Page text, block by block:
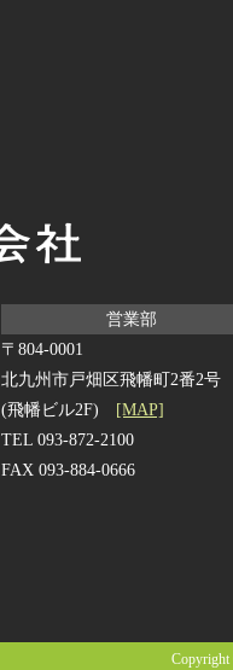
営業部
〒804-0001
北九州市戸畑区飛幡町2番2号
(飛幡ビル2F)
[MAP]
TEL 093-872-2100
FAX 093-884-0666
Copyright